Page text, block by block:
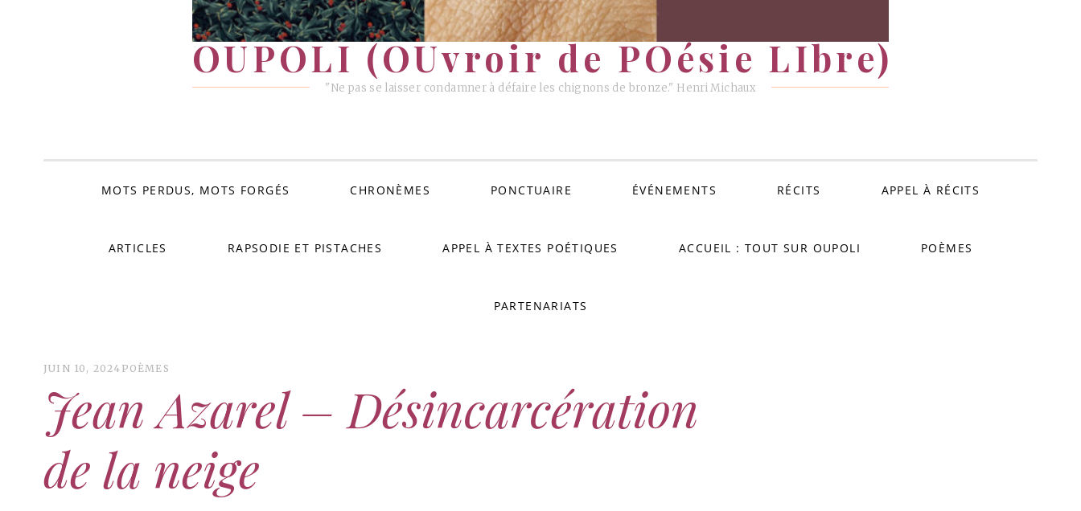
OUPOLI (OUvroir de POésie LIbre)
"Ne pas se laisser condamner à défaire les chignons de bronze." Henri Michaux
MOTS PERDUS, MOTS FORGÉS CHRONÈMES PONCTUAIRE ÉVÉNEMENTS RÉCITS APPEL À RÉCITS
ARTICLES RAPSODIE ET PISTACHES APPEL À TEXTES POÉTIQUES ACCUEIL : TOUT SUR OUPOLI POÈMES
PARTENARIATS
JUIN 10, 2024 POÈMES
Jean Azarel – Désincarcération
de la neige